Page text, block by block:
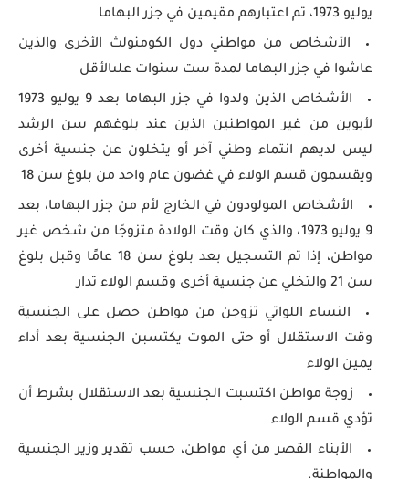
يوليو 1973، تم اعتبارهم مقيمين في جزر البهاما
الأشخاص من مواطني دول الكومنولث الأخرى والذين
عاشوا في جزر البهاما لمدة ست سنوات علىالأقل
الأشخاص الذين ولدوا في جزر البهاما بعد 9 يوليو 1973
لأبوين من غير المواطنين الذين عند بلوغهم سن الرشد
ليس لديهم انتماء وطني آخر أو يتخلون عن جنسية أخرى
ويقسمون قسم الولاء في غضون عام واحد من بلوغ سن 18
الأشخاص المولودون في الخارج لأم من جزر البهاما، بعد
9 يوليو 1973، والذي كان وقت الولادة متزوجًا من شخص غير
مواطن، إذا تم التسجيل بعد بلوغ سن 18 عامًا وقبل بلوغ
سن 21 والتخلي عن جنسية أخرى وقسم الولاء تدار
النساء اللواتي تزوجن من مواطن حصل على الجنسية
وقت الاستقلال أو حتى الموت يكتسبن الجنسية بعد أداء
يمين الولاء
زوجة مواطن اكتسبت الجنسية بعد الاستقلال بشرط أن
تؤدي قسم الولاء
الأبناء القصر من أي مواطن، حسب تقدير وزير الجنسية